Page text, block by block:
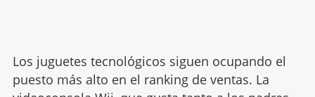
Los juguetes tecnológicos siguen ocupando el
puesto más alto en el ranking de ventas. La